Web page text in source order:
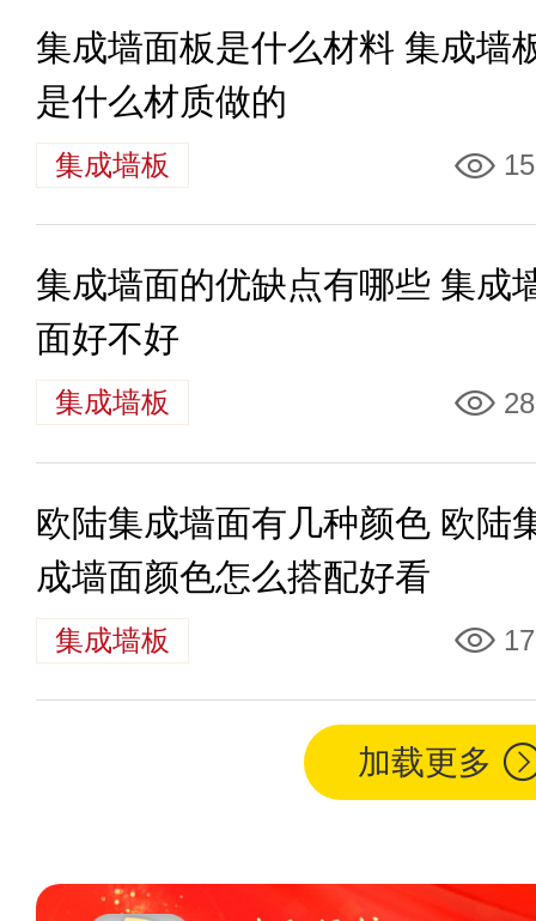
集成墙面板是什么材料 集成墙
是什么材质做的
集成墙板
集成墙面的优缺点有哪些 集成
面好不好
集成墙板
欧陆集成墙面有几种颜色 欧陆
成墙面颜色怎么搭配好看
集成墙板
加载更多